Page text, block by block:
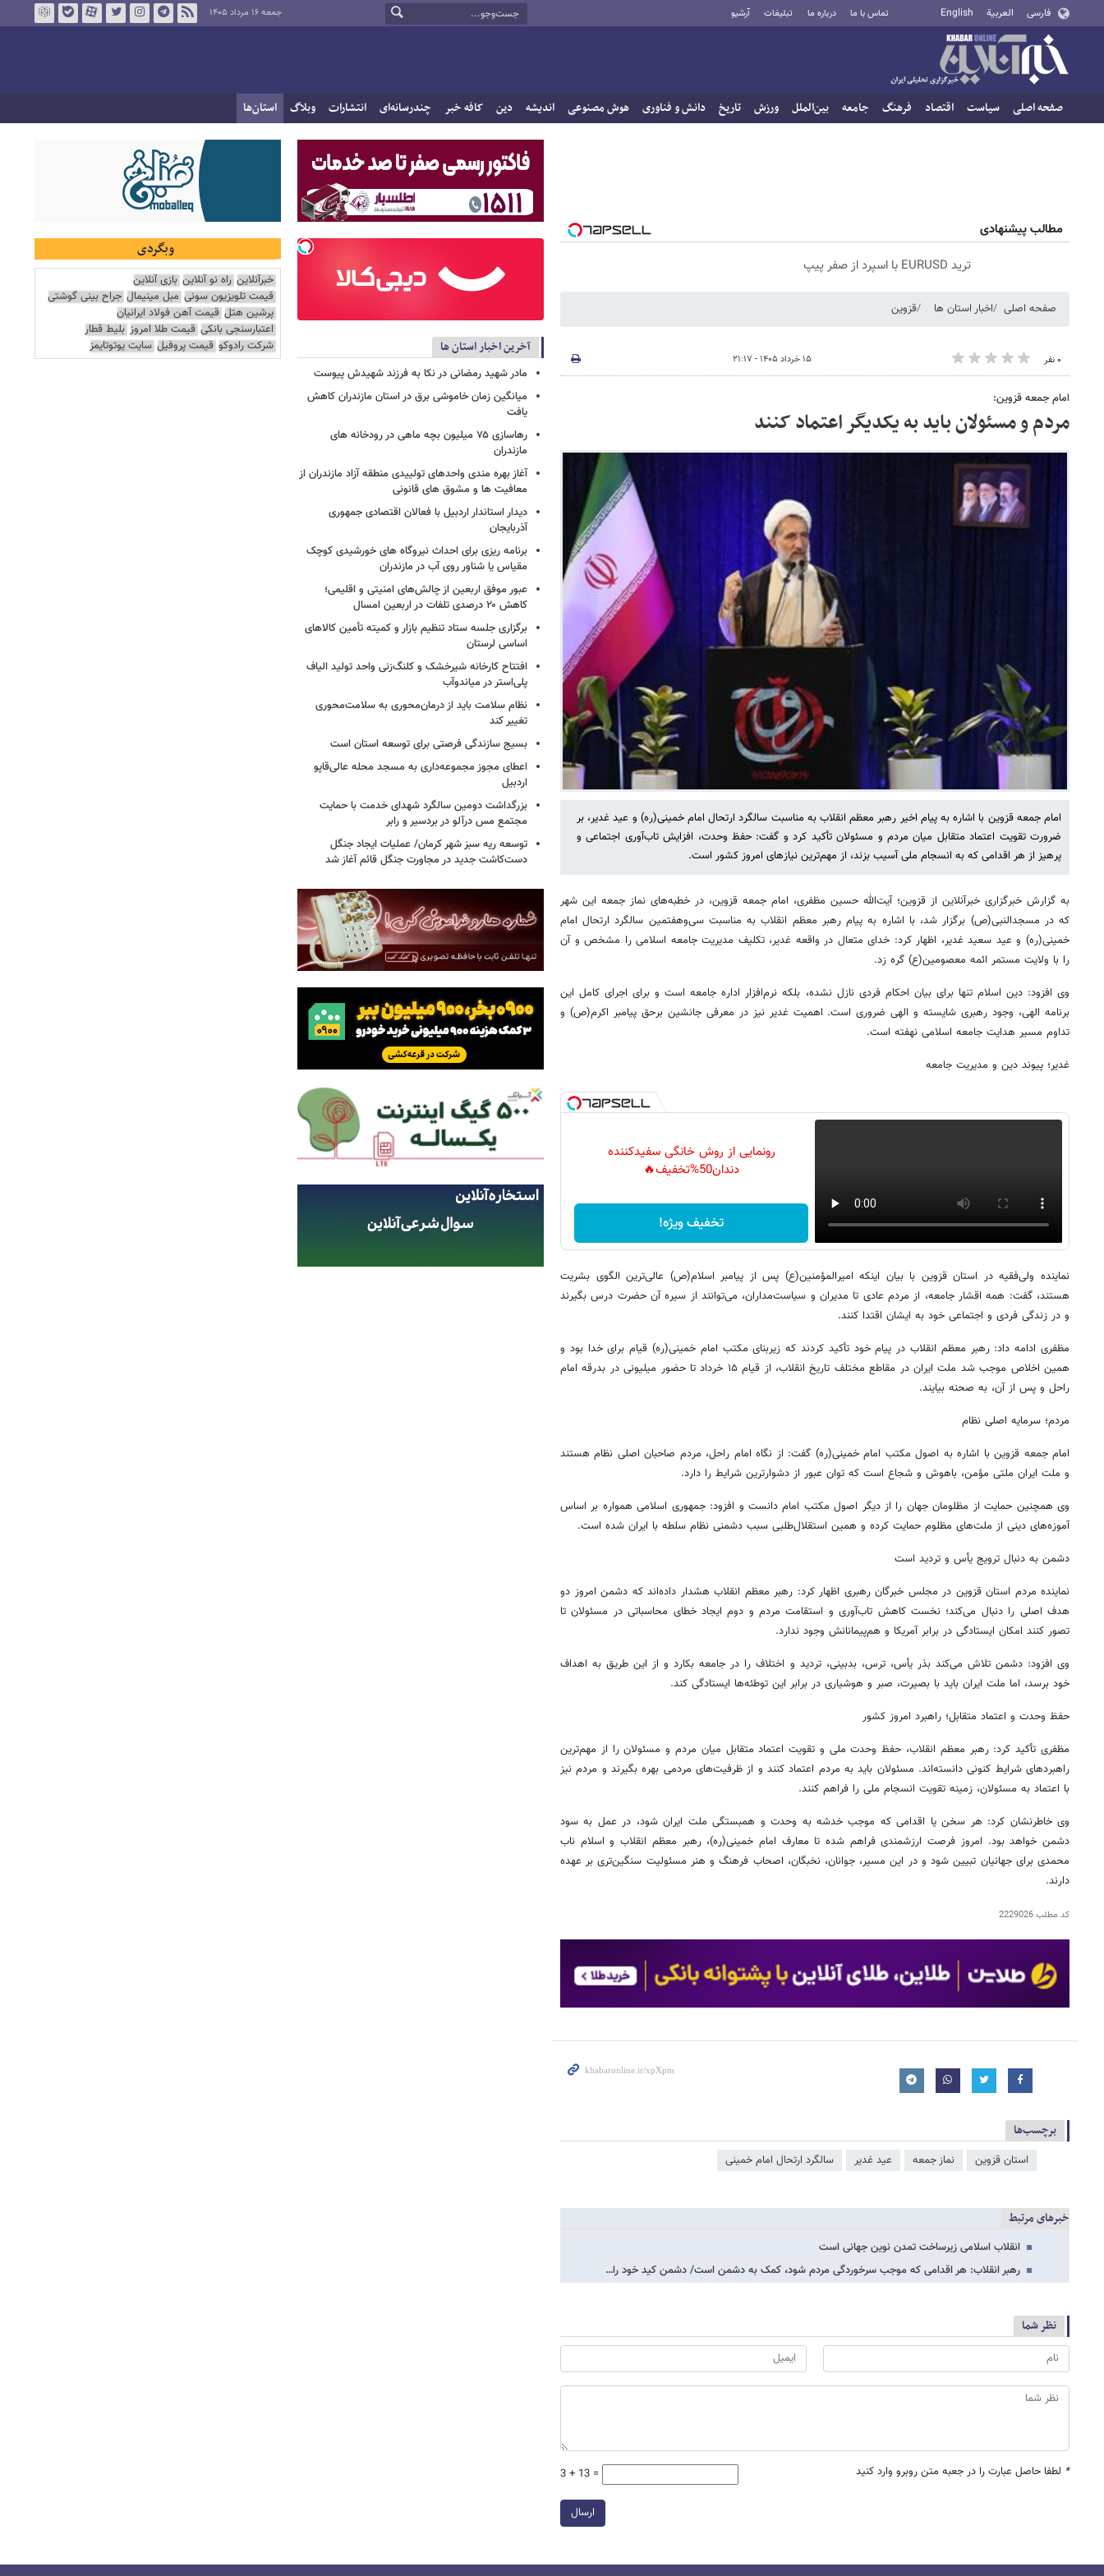
فارسی العربية English تماس با ما درباره ما تبلیغات آرشیو جمعه ۱۶ مرداد ۱۴۰۵
صفحه اصلی سیاست اقتصاد فرهنگ جامعه بین‌الملل ورزش تاریخ دانش و فناوری هوش مصنوعی اندیشه دین کافه خبر چندرسانه‌ای انتشارات وبلاگ استان‌ها
مطالب پیشنهادی
ترید EURUSD با اسپرد از صفر پیپ
صفحه اصلی اخبار استان ها قزوین
۰ نفر ۱۵ خرداد ۱۴۰۵ - ۲۱:۱۷
امام جمعه قزوین:
مردم و مسئولان باید به یکدیگر اعتماد کنند
امام جمعه قزوین با اشاره به پیام اخیر رهبر معظم انقلاب به مناسبت سالگرد ارتحال امام خمینی(ره) و عید غدیر، بر
ضرورت تقویت اعتماد متقابل میان مردم و مسئولان تأکید کرد و گفت: حفظ وحدت، افزایش تاب‌آوری اجتماعی و
پرهیز از هر اقدامی که به انسجام ملی آسیب بزند، از مهم‌ترین نیازهای امروز کشور است.
به گزارش خبرگزاری خبرآنلاین از قزوین؛ آیت‌الله حسین مظفری، امام جمعه قزوین، در خطبه‌های نماز جمعه این شهر
که در مسجدالنبی(ص) برگزار شد، با اشاره به پیام رهبر معظم انقلاب به مناسبت سی‌وهفتمین سالگرد ارتحال امام
خمینی(ره) و عید سعید غدیر، اظهار کرد: خدای متعال در واقعه غدیر، تکلیف مدیریت جامعه اسلامی را مشخص و آن
را با ولایت مستمر ائمه معصومین(ع) گره زد.
وی افزود: دین اسلام تنها برای بیان احکام فردی نازل نشده، بلکه نرم‌افزار اداره جامعه است و برای اجرای کامل این
برنامه الهی، وجود رهبری شایسته و الهی ضروری است. اهمیت غدیر نیز در معرفی جانشین برحق پیامبر اکرم(ص) و
تداوم مسیر هدایت جامعه اسلامی نهفته است.
غدیر؛ پیوند دین و مدیریت جامعه
رونمایی از روش خانگی سفیدکننده
دندان50%تخفیف🔥
تخفیف ویژه!
نماینده ولی‌فقیه در استان قزوین با بیان اینکه امیرالمؤمنین(ع) پس از پیامبر اسلام(ص) عالی‌ترین الگوی بشریت
هستند، گفت: همه اقشار جامعه، از مردم عادی تا مدیران و سیاست‌مداران، می‌توانند از سیره آن حضرت درس بگیرند
و در زندگی فردی و اجتماعی خود به ایشان اقتدا کنند.
مظفری ادامه داد: رهبر معظم انقلاب در پیام خود تأکید کردند که زیربنای مکتب امام خمینی(ره) قیام برای خدا بود و
همین اخلاص موجب شد ملت ایران در مقاطع مختلف تاریخ انقلاب، از قیام ۱۵ خرداد تا حضور میلیونی در بدرقه امام
راحل و پس از آن، به صحنه بیایند.
مردم؛ سرمایه اصلی نظام
امام جمعه قزوین با اشاره به اصول مکتب امام خمینی(ره) گفت: از نگاه امام راحل، مردم صاحبان اصلی نظام هستند
و ملت ایران ملتی مؤمن، باهوش و شجاع است که توان عبور از دشوارترین شرایط را دارد.
وی همچنین حمایت از مظلومان جهان را از دیگر اصول مکتب امام دانست و افزود: جمهوری اسلامی همواره بر اساس
آموزه‌های دینی از ملت‌های مظلوم حمایت کرده و همین استقلال‌طلبی سبب دشمنی نظام سلطه با ایران شده است.
دشمن به دنبال ترویج یأس و تردید است
نماینده مردم استان قزوین در مجلس خبرگان رهبری اظهار کرد: رهبر معظم انقلاب هشدار داده‌اند که دشمن امروز دو
هدف اصلی را دنبال می‌کند؛ نخست کاهش تاب‌آوری و استقامت مردم و دوم ایجاد خطای محاسباتی در مسئولان تا
تصور کنند امکان ایستادگی در برابر آمریکا و هم‌پیمانانش وجود ندارد.
وی افزود: دشمن تلاش می‌کند بذر یأس، ترس، بدبینی، تردید و اختلاف را در جامعه بکارد و از این طریق به اهداف
خود برسد، اما ملت ایران باید با بصیرت، صبر و هوشیاری در برابر این توطئه‌ها ایستادگی کند.
حفظ وحدت و اعتماد متقابل؛ راهبرد امروز کشور
مظفری تأکید کرد: رهبر معظم انقلاب، حفظ وحدت ملی و تقویت اعتماد متقابل میان مردم و مسئولان را از مهم‌ترین
راهبردهای شرایط کنونی دانسته‌اند. مسئولان باید به مردم اعتماد کنند و از ظرفیت‌های مردمی بهره بگیرند و مردم نیز
با اعتماد به مسئولان، زمینه تقویت انسجام ملی را فراهم کنند.
وی خاطرنشان کرد: هر سخن یا اقدامی که موجب خدشه به وحدت و همبستگی ملت ایران شود، در عمل به سود
دشمن خواهد بود. امروز فرصت ارزشمندی فراهم شده تا معارف امام خمینی(ره)، رهبر معظم انقلاب و اسلام ناب
محمدی برای جهانیان تبیین شود و در این مسیر، جوانان، نخبگان، اصحاب فرهنگ و هنر مسئولیت سنگین‌تری بر عهده
دارند.
کد مطلب2229026
برچسب‌ها
استان قزوین نماز جمعه عید غدیر سالگرد ارتحال امام خمینی
خبرهای مرتبط
انقلاب اسلامی زیرساخت تمدن نوین جهانی است
رهبر انقلاب: هر اقدامی که موجب سرخوردگی مردم شود، کمک به دشمن است/ دشمن کید خود را…
نظر شما
* لطفا حاصل عبارت را در جعبه متن روبرو وارد کنید 3 + 13 =
ارسال
آخرین اخبار استان ها
مادر شهید رمضانی در نکا به فرزند شهیدش پیوست
میانگین زمان خاموشی برق در استان مازندران کاهش
یافت
رهاسازی ۷۵ میلیون بچه ماهی در رودخانه های
مازندران
آغاز بهره مندی واحدهای تولییدی منطقه آزاد مازندران از
معافیت ها و مشوق های قانونی
دیدار استاندار اردبیل با فعالان اقتصادی جمهوری
آذربایجان
برنامه ریزی برای احداث نیروگاه های خورشیدی کوچک
مقیاس یا شناور روی آب در مازندران
عبور موفق اربعین از چالش‌های امنیتی و اقلیمی؛
کاهش ۲۰ درصدی تلفات در اربعین امسال
برگزاری جلسه ستاد تنظیم بازار و کمیته تأمین کالاهای
اساسی لرستان
افتتاح کارخانه شیرخشک و کلنگ‌زنی واحد تولید الیاف
پلی‌استر در میاندوآب
نظام سلامت باید از درمان‌محوری به سلامت‌محوری
تغییر کند
بسیج سازندگی فرصتی برای توسعه استان است
اعطای مجوز مجموعه‌داری به مسجد محله عالی‌قاپو
اردبیل
بزرگداشت دومین سالگرد شهدای خدمت با حمایت
مجتمع مس درآلو در بردسیر و رابر
توسعه ریه سبز شهر کرمان/ عملیات ایجاد جنگل
دست‌کاشت جدید در مجاورت جنگل قائم آغاز شد
وبگردی
خبرآنلاین راه نو آنلاین بازی آنلاین
قیمت تلویزیون سونی مبل مینیمال جراح بینی گوشتی
پرشین هتل قیمت آهن فولاد ایرانیان
اعتبارسنجی بانکی قیمت طلا امروز بلیط قطار
شرکت رادوکو قیمت پروفیل سایت یوتوتایمز